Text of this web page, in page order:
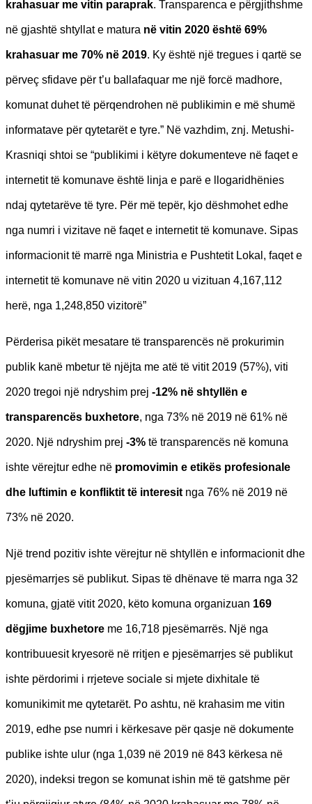
krahasuar me vitin paraprak. Transparenca e përgjithshme
në gjashtë shtyllat e matura në vitin 2020 është 69%
krahasuar me 70% në 2019. Ky është një tregues i qartë se
përveç sfidave për t’u ballafaquar me një forcë madhore,
komunat duhet të përqendrohen në publikimin e më shumë
informatave për qytetarët e tyre.” Në vazhdim, znj. Metushi-
Krasniqi shtoi se “publikimi i këtyre dokumenteve në faqet e
internetit të komunave është linja e parë e llogaridhënies
ndaj qytetarëve të tyre. Për më tepër, kjo dëshmohet edhe
nga numri i vizitave në faqet e internetit të komunave. Sipas
informacionit të marrë nga Ministria e Pushtetit Lokal, faqet e
internetit të komunave në vitin 2020 u vizituan 4,167,112
herë, nga 1,248,850 vizitorë”
Përderisa pikët mesatare të transparencës në prokurimin
publik kanë mbetur të njëjta me atë të vitit 2019 (57%), viti
2020 tregoi një ndryshim prej -12% në shtyllën e
transparencës buxhetore, nga 73% në 2019 në 61% në
2020. Një ndryshim prej -3% të transparencës në komuna
ishte vërejtur edhe në promovimin e etikës profesionale
dhe luftimin e konfliktit të interesit nga 76% në 2019 në
73% në 2020.
Një trend pozitiv ishte vërejtur në shtyllën e informacionit dhe
pjesëmarrjes së publikut. Sipas të dhënave të marra nga 32
komuna, gjatë vitit 2020, këto komuna organizuan 169
dëgjime buxhetore me 16,718 pjesëmarrës. Një nga
kontribuuesit kryesorë në rritjen e pjesëmarrjes së publikut
ishte përdorimi i rrjeteve sociale si mjete dixhitale të
komunikimit me qytetarët. Po ashtu, në krahasim me vitin
2019, edhe pse numri i kërkesave për qasje në dokumente
publike ishte ulur (nga 1,039 në 2019 në 843 kërkesa në
2020), indeksi tregon se komunat ishin më të gatshme për